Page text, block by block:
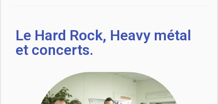
Le Hard Rock, Heavy métal
et concerts.